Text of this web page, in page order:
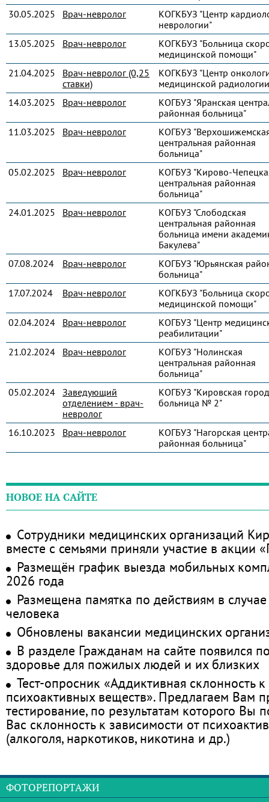
30.05.2025
Врач-невролог
КОГКБУЗ "Центр
неврологии"
13.05.2025
Врач-невролог
КОГКБУЗ "Больница
медицинской помощи"
21.04.2025
Врач-невролог (0,25
ставки)
КОГКБУЗ "Центр
медицинской
14.03.2025
Врач-невролог
КОГБУЗ "Яранская
районная больница"
11.03.2025
Врач-невролог
КОГБУЗ
центральная районная
больница"
05.02.2025
Врач-невролог
КОГБУЗ "Кирово-
центральная районная
больница"
24.01.2025
Врач-невролог
КОГБУЗ "Слободская
центральная районная
больница имени
Бакулева"
07.08.2024
Врач-невролог
КОГБУЗ "Юрьянская
больница"
17.07.2024
Врач-невролог
КОГКБУЗ "Больница
медицинской помощи"
02.04.2024
Врач-невролог
КОГБУЗ "Центр
реабилитации"
21.02.2024
Врач-невролог
КОГБУЗ "Нолинская
центральная районная
больница"
05.02.2024 Заведующий
отделением - врач-
невролог
КОГБУЗ "Кировская
больница № 2"
16.10.2023 Врач-невролог
КОГБУЗ "Нагорская
районная больница"
НОВОЕ НА САЙТЕ
Сотрудники медицинских организаций
вместе с семьями приняли участие в акции
Размещён график выезда мобильных
2026 года
Размещена памятка по действиям в
человека
Обновлены вакансии медицинских
В разделе Гражданам на сайте появился
здоровье для пожилых людей и их близких
Тест-опросник «Аддиктивная склонность
психоактивных веществ». Предлагаем Вам
тестирование, по результатам которого Вы
Вас склонность к зависимости от
(алкоголя, наркотиков, никотина и др.)
ФОТОРЕПОРТАЖИ